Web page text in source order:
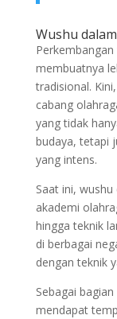
Wushu
membuatnya
tradisional.
cabang
yang tidak
budaya, tetapi
yang intens.
Saat ini,
akademi
hingga teknik
di berbagai
dengan teknik
Sebagai
mendapat